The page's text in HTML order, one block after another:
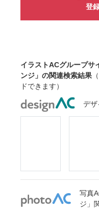
登
イラストACグループ
ンジ」の関連検索結果
ドできます）
デ
写真
ジ」